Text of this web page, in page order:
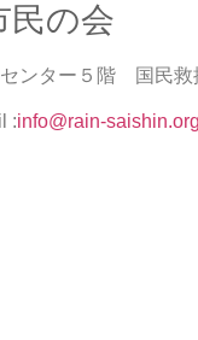
民の会
ンター５階 国民救
:info@rain-saishin.org